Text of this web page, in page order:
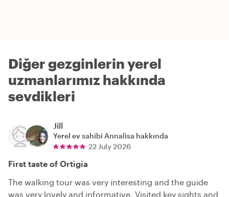
Diğer gezginlerin yerel
uzmanlarımız hakkında
sevdikleri
Jill
Yerel ev sahibi Annalisa hakkında
22 July 2026
First taste of Ortigia
The walking tour was very interesting and the guide
was very lovely and informative. Visited key sights and